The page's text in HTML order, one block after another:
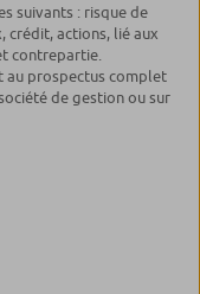
suivants : risque de
crédit, actions, lié aux
contrepartie.
au prospectus complet
de gestion ou sur